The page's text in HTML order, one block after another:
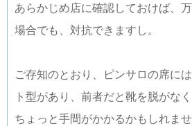
あらかじめ店に確認しておけば、
場合でも、対抗できますし。
ご存知のとおり、ピンサロの席に
ト型があり、前者だと靴を脱がな
ちょっと手間がかかるかもしれませ